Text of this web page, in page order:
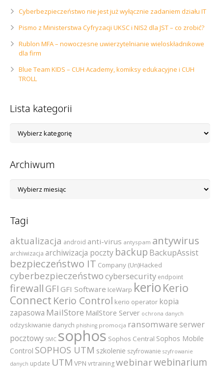
Cyberbezpieczeństwo nie jest już wyłącznie zadaniem działu IT
Pismo z Ministerstwa Cyfryzacji UKSC i NIS2 dla JST – co zrobić?
Rublon MFA – nowoczesne uwierzytelnianie wieloskładnikowe
dla firm
Blue Team KIDS – CUH Academy, komiksy edukacyjne i CUH
TROLL
Lista kategorii
kategorii
Archiwum
Tagi
aktualizacja android anti-virus antyspam antywirus
archiwizacja archiwizacja poczty backup BackupAssist
bezpieczeństwo IT Company (Un)Hacked
cyberbezpieczeństwocybersecurity endpoint
firewall GFI GFI Software IceWarp kerio Kerio
Connect Kerio Control kerio operator kopia
zapasowa MailStore MailStore Server ochrona danych
odzyskiwanie danych phishing promocja ransomware serwer
pocztowy SMC sophos Sophos Central Sophos Mobile
Control SOPHOS UTM szkolenie szyfrowanie szyfrowanie
danych update UTM VPN vrtrainingwebinarwebinarium